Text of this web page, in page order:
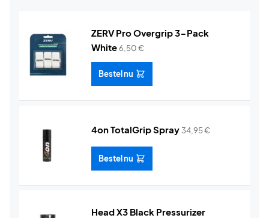
ZERV Pro Overgrip 3-Pack
White6,50€
Bestel nu
4on TotalGrip Spray 34,95€
Bestel nu
Head X3 Black Pressurizer